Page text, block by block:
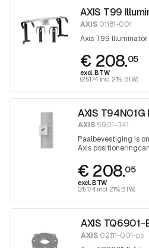
AXIS T99
AXIS 01181-001
Axis T99
€ 208.05
excl. BTW
(251.74 incl. 21% BTW)
AXIS T94N01G
AXIS 5901-341
Paalbevestiging is
Axis
kastenserie.
€ 208.05
excl. BTW
(251.74 incl. 21% BTW)
AXIS
AXIS 02111-001-ps